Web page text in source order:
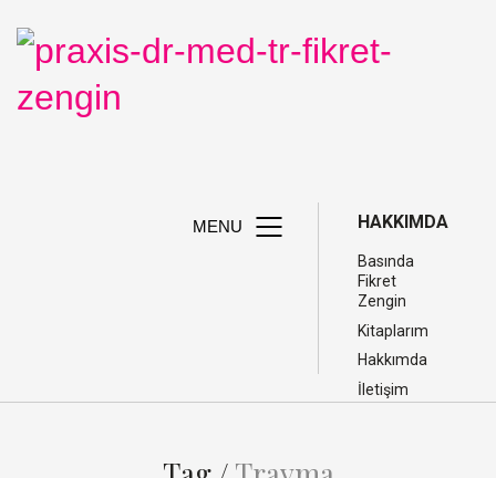
MENU HAKKIMDA
Basında
Fikret
Zengin
Kitaplarım
Hakkımda
İletişim